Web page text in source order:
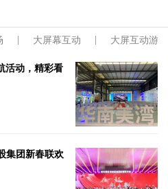
大屏幕互动 大屏互动游戏
活动，精彩看
集团新春联欢